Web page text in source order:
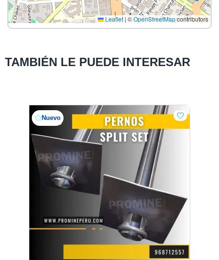
Leaflet | ©OpenStreetMapcontributors
TAMBIÉN LE PUEDE INTERESAR
Nuevo